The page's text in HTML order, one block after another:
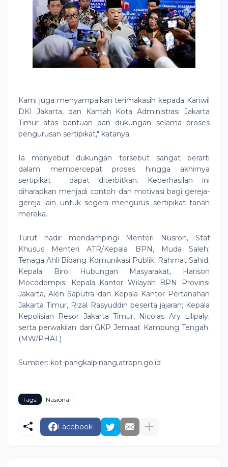
Kami juga menyampaikan terimakasih kepada Kanwil
DKI Jakarta, dan Kantah Kota Administrasi Jakarta
Timur atas bantuan dan dukungan selama proses
pengurusan sertipikat," katanya.
Ia menyebut dukungan tersebut sangat berarti
dalam mempercepat proses hingga akhirnya
sertipikat dapat diterbitkan. Keberhasilan ini
diharapkan menjadi contoh dan motivasi bagi gereja-
gereja lain untuk segera mengurus sertipikat tanah
mereka.
Turut hadir mendampingi Menteri Nusron, Staf
Khusus Menteri ATR/Kepala BPN, Muda Saleh;
Tenaga Ahli Bidang Komunikasi Publik, Rahmat Sahid;
Kepala Biro Hubungan Masyarakat, Harison
Mocodompis; Kepala Kantor Wilayah BPN Provinsi
Jakarta, Alen Saputra dan Kepala Kantor Pertanahan
Jakarta Timur, Rizal Rasyuddin beserta jajaran; Kepala
Kepolisian Resor Jakarta Timur, Nicolas Ary Lilipaly;
serta perwakilan dari GKP Jemaat Kampung Tengah.
(MW/PHAL)
Sumber: kot-pangkalpinang.atrbpn.go.id
Tags: Nasional
Facebook